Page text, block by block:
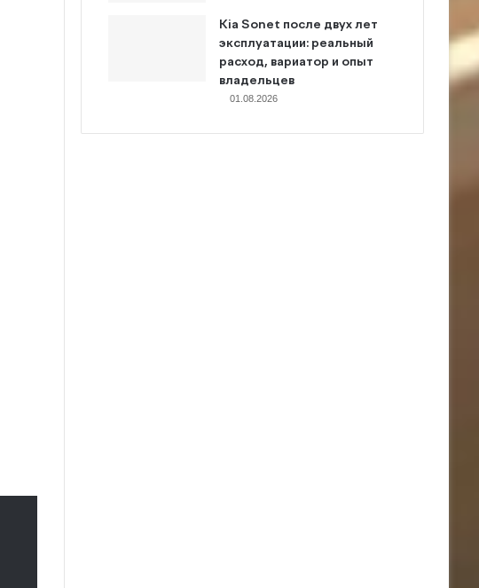
Kia Sonet после двух лет
эксплуатации: реальный
расход, вариатор и опыт
владельцев
01.08.2026